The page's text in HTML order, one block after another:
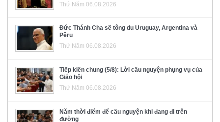
Thứ Năm 06.08.2026
Đức Thánh Cha sẽ tông du Uruguay, Argentina và
Pêru
Thứ Năm 06.08.2026
Tiếp kiến chung (5/8): Lời cầu nguyện phụng vụ của
Giáo hội
Thứ Năm 06.08.2026
Năm thời điểm để cầu nguyện khi đang đi trên
đường